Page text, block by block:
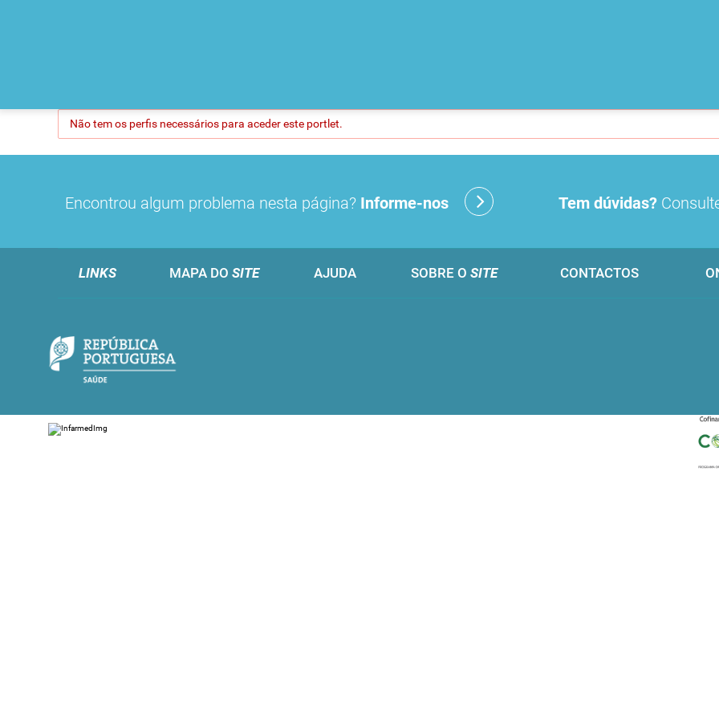
Não tem os perfis necessários para aceder este portlet.
Encontrou algum problema nesta página? Informe-nos Tem dúvidas?
LINKS MAPA DO SITE AJUDA SOBRE O SITE CONTACTOS